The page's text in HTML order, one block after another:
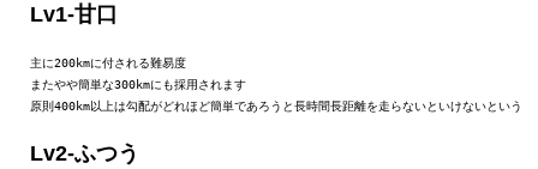
Lv1-甘口
主に200kmに付される難易度
またやや簡単な300kmにも採用されます
原則400km以上は勾配がどれほど簡単であろうと長時間長距離を走らないといけないという
Lv2-ふつう